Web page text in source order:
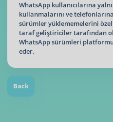
WhatsApp kullanıcılarına
kullanmalarını ve
sürümler yüklememelerini
taraf geliştiriciler tarafından
WhatsApp sürümleri
eder.
Back